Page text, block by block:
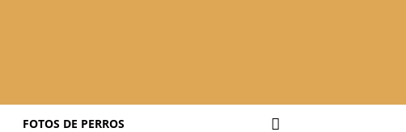
FOTOS DE PERROS